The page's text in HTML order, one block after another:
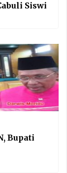
Siswi
Bupati